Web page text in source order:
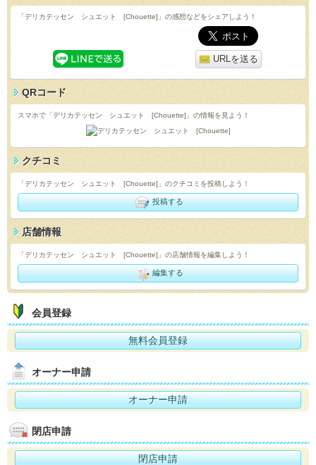
「デリカテッセン シュエット [Chouette]」の感想などをシェアしよう！
URLを送る
QRコード
スマホで「デリカテッセン シュエット [Chouette]」の情報を見よう！
クチコミ
「デリカテッセン シュエット [Chouette]」のクチコミを投稿しよう！
投稿する
店舗情報
「デリカテッセン シュエット [Chouette]」の店舗情報を編集しよう！
編集する
会員登録
無料会員登録
オーナー申請
オーナー申請
閉店申請
閉店申請